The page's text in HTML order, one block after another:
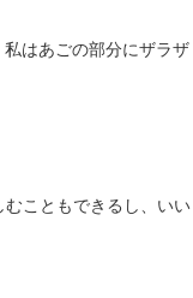
はあごの部分にザラザ
こともできるし、いい